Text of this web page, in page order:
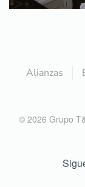
Alianzas
© 2026 Grupo